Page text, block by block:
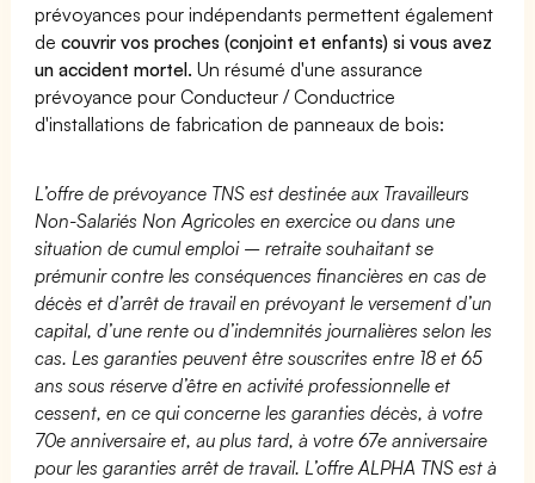
prévoyances pour indépendants permettent également
decouvrir vos proches (conjoint et enfants) si vous avez
un accident mortel. Un résumé d'une assurance
prévoyance pour Conducteur / Conductrice
d'installations de fabrication de panneaux de bois:
L’offre de prévoyance TNS est destinée aux Travailleurs
Non-Salariés Non Agricoles en exercice ou dans une
situation de cumul emploi – retraite souhaitant se
prémunir contre les conséquences financières en cas de
décès et d’arrêt de travail en prévoyant le versement d’un
capital, d’une rente ou d’indemnités journalières selon les
cas. Les garanties peuvent être souscrites entre 18 et 65
ans sous réserve d’être en activité professionnelle et
cessent, en ce qui concerne les garanties décès, à votre
70e anniversaire et, au plus tard, à votre 67e anniversaire
pour les garanties arrêt de travail. L’offre ALPHA TNS est à